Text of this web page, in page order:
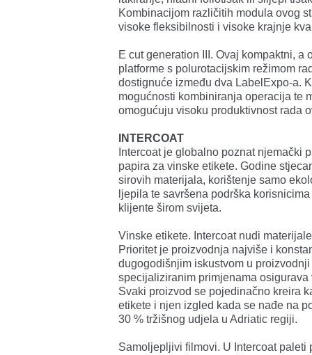
Kombinacijom različitih modula ovog
visoke fleksibilnosti i visoke krajnje
E cut generation III. Ovaj kompaktni, a
platforme s polurotacijskim režimom
dostignuće između dva LabelExpo-a.
mogućnosti kombiniranja operacija te
omogućuju visoku produktivnost rada
INTERCOAT
Intercoat je globalno poznat njemački
papira za vinske etikete. Godine
sirovih materijala, korištenje samo
ljepila te savršena podrška
klijente širom svijeta.
Vinske etikete. Intercoat nudi
Prioritet je proizvodnja najviše i
dugogodišnjim iskustvom u
specijaliziranim primjenama
Svaki proizvod se pojedinačno kreira
etikete i njen izgled kada se nađe na
30 % tržišnog udjela u Adriatic regiji.
Samoljepljivi filmovi. U Intercoat paleti